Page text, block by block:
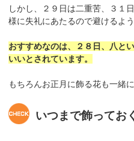
しかし、２９日は二重苦、３１
様に失礼にあたるので避けるよ
おすすめなのは、２８日、八と
いいとされています。
もちろんお正月に飾る花も一緒
いつまで飾ってお